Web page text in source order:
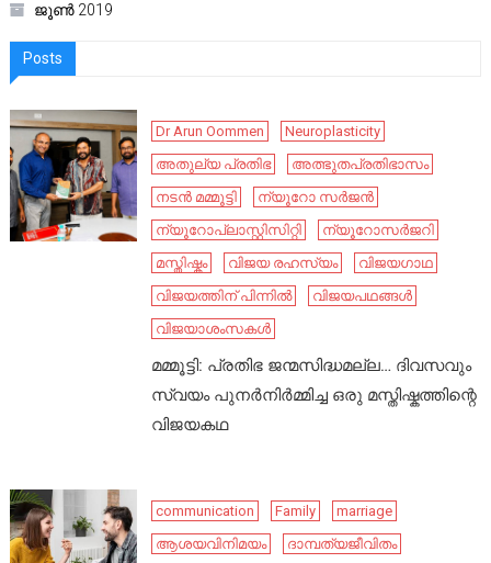
ജൂൺ 2019
Posts
Dr Arun Oommen
Neuroplasticity
അതുല്യ പ്രതിഭ
അത്ഭുതപ്രതിഭാസം
നടൻ മമ്മൂട്ടി
ന്യൂറോ സർജൻ
ന്യൂറോപ്ലാസ്റ്റിസിറ്റി
ന്യൂറോസർജറി
മസ്തിഷ്കം
വിജയ രഹസ്യം
വിജയഗാഥ
വിജയത്തിന് പിന്നിൽ
വിജയപഥങ്ങൾ
വിജയാശംസകൾ
മമ്മൂട്ടി: പ്രതിഭ ജന്മസിദ്ധമല്ല… ദിവസവും
സ്വയം പുനർനിർമ്മിച്ച ഒരു മസ്തിഷ്കത്തിന്റെ
വിജയകഥ
communication Family
marriage
ആശയവിനിമയം
ദാമ്പത്യജീവിതം